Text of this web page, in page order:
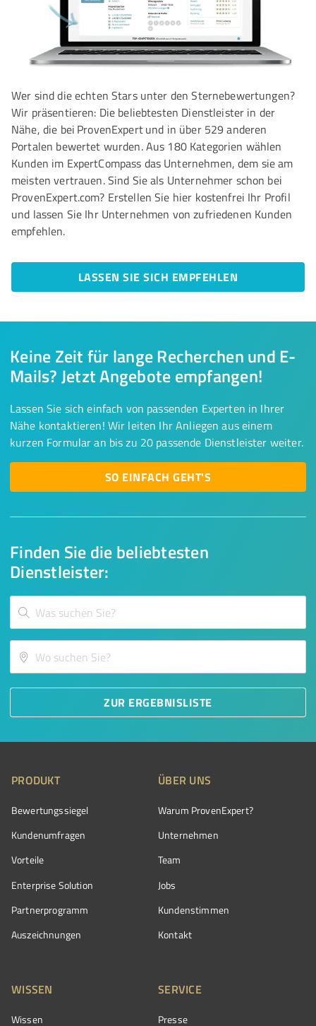
Wer sind die echten Stars unter den Sternebewertungen?
Wir präsentieren: Die beliebtesten Dienstleister in der
Nähe, die bei ProvenExpert und in über 529 anderen
Portalen bewertet wurden. Aus 180 Kategorien wählen
Kunden im ExpertCompass das Unternehmen, dem sie am
meisten vertrauen. Sind Sie als Unternehmer schon bei
ProvenExpert.com? Erstellen Sie hier kostenfrei Ihr Profil
und lassen Sie Ihr Unternehmen von zufriedenen Kunden
empfehlen.
LASSEN SIE SICH EMPFEHLEN
Finden Sie die beliebtesten
Dienstleister:
ZUR ERGEBNISLISTE
Keine Zeit für lange Recherchen und E-
Mails? Jetzt Angebote empfangen!
Lassen Sie sich einfach von passenden Experten in Ihrer
Nähe kontaktieren! Wir leiten Ihr Anliegen aus einem
kurzen Formular an bis zu 20 passende Dienstleister weiter.
SO EINFACH GEHT'S
PRODUKT
Bewertungssiegel
Kundenumfragen
Vorteile
Enterprise Solution
Partnerprogramm
Auszeichnungen
ÜBER UNS
Warum ProvenExpert?
Unternehmen
Team
Jobs
Kundenstimmen
Kontakt
WISSEN
Wissen
SERVICE
Presse